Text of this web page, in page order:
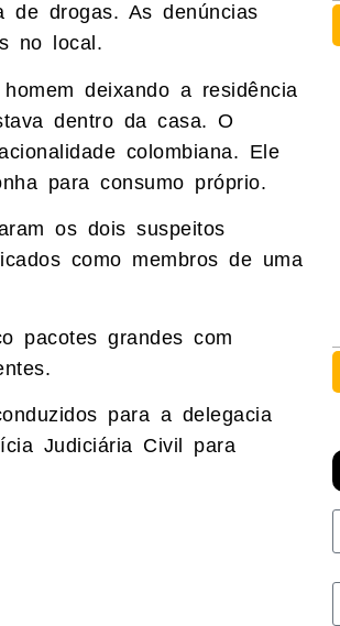
de drogas. As denúncias
no local.
deixando a residência
dentro da casa. O
colombiana. Ele
para consumo próprio.
os dois suspeitos
como membros de uma
pacotes grandes com
para a delegacia
Judiciária Civil para